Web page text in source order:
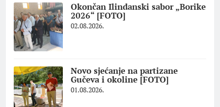
Okončan Ilindanski sabor „Borike
2026“ [FOTO]
02.08.2026.
Novo sjećanje na partizane
Gučeva i okoline [FOTO]
01.08.2026.